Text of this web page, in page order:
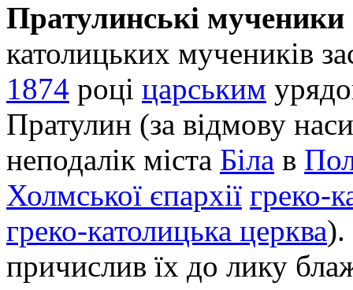
Пратулинські мученики
католицьких мучеників
1874 році царським
Пратулин (за відмову
неподалік міста Біла в
Холмської єпархії греко-
греко-католицька церква
причислив їх до лику